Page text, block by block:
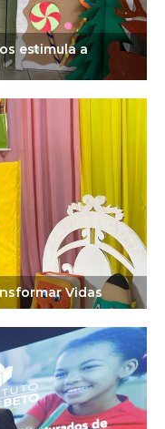
estimula a
Vidas